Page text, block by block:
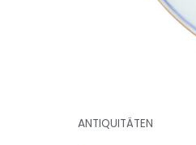
ANTIQUITÄTEN